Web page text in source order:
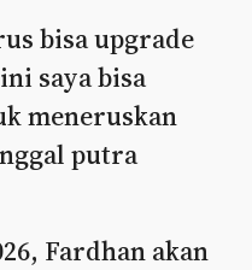
bisa upgrade
saya bisa
meneruskan
putra
Fardhan akan